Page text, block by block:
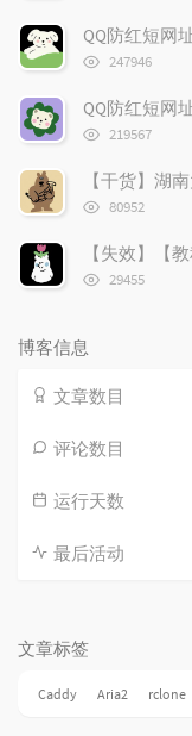
次
数:
QQ防红短网
浏
次
数:
247946
QQ防红短网
浏
次
数:
219567
【干货】湖
浏
次
数:
80952
【失效】【
浏
29455
博客信息
文章数目
评论数目
运行天数
最后活动
文章标签
Caddy Aria2 rclone